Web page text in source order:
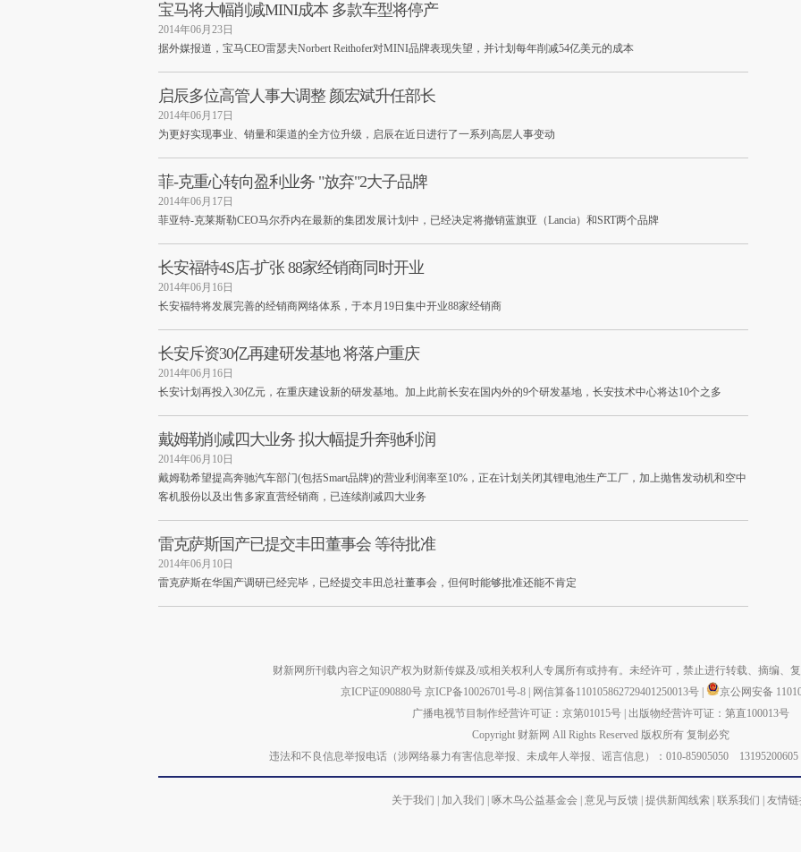
宝马将大幅削减MINI成本 多款车型将停产
2014年06月23日
据外媒报道，宝马CEO雷瑟夫Norbert Reithofer对MINI品牌表现失望，并计划每年削减54亿美元的成本
启辰多位高管人事大调整 颜宏斌升任部长
2014年06月17日
为更好实现事业、销量和渠道的全方位升级，启辰在近日进行了一系列高层人事变动
菲-克重心转向盈利业务 "放弃"2大子品牌
2014年06月17日
菲亚特-克莱斯勒CEO马尔乔内在最新的集团发展计划中，已经决定将撤销蓝旗亚（Lancia）和SRT两个品牌
长安福特4S店-扩张 88家经销商同时开业
2014年06月16日
长安福特将发展完善的经销商网络体系，于本月19日集中开业88家经销商
长安斥资30亿再建研发基地 将落户重庆
2014年06月16日
长安计划再投入30亿元，在重庆建设新的研发基地。加上此前长安在国内外的9个研发基地，长安技术中心将达10个之多
戴姆勒削减四大业务 拟大幅提升奔驰利润
2014年06月10日
戴姆勒希望提高奔驰汽车部门(包括Smart品牌)的营业利润率至10%，正在计划关闭其锂电池生产工厂，加上抛售发动机和空中
客机股份以及出售多家直营经销商，已连续削减四大业务
雷克萨斯国产已提交丰田董事会 等待批准
2014年06月10日
雷克萨斯在华国产调研已经完毕，已经提交丰田总社董事会，但何时能够批准还能不肯定
财新网所刊载内容之知识产权为财新传媒及/或相关权利人专属所有或持有。未经许可，禁止进行转载、摘编、
京ICP证090880号 京ICP备10026701号-8 网信算备110105862729401250013号
京公网安备
广播电视节目制作经营许可证：京第01015号 出版物经营许可证：第直100013号
Copyright 财新网 All Rights Reserved 版权所有 复制必究
违法和不良信息举报电话（涉网络暴力有害信息举报、未成年人举报、谣言信息）：010-85905050 13195200605
关于我们 加入我们 啄木鸟公益基金会 意见与反馈 提供新闻线索 联系我们 友情